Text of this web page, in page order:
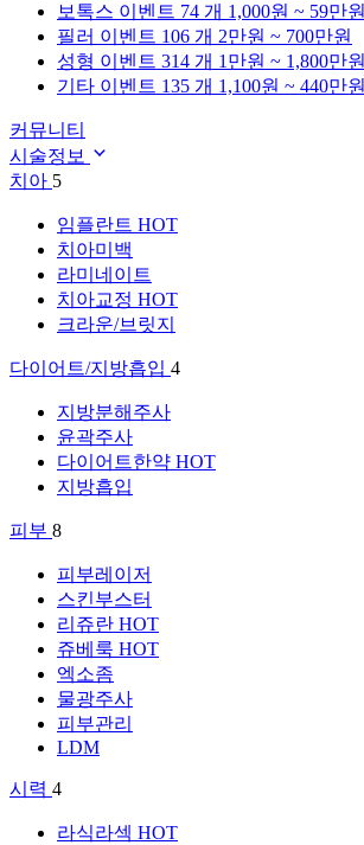
보톡스 이벤트 74 개 1,000원 ~ 59만원
필러 이벤트 106 개 2만원 ~ 700만원
성형 이벤트 314 개 1만원 ~ 1,800만원
기타 이벤트 135 개 1,100원 ~ 440만원
커뮤니티
시술정보
치아 5
임플란트 HOT
치아미백
라미네이트
치아교정 HOT
크라운/브릿지
다이어트/지방흡입 4
지방분해주사
윤곽주사
다이어트한약 HOT
지방흡입
피부 8
피부레이저
스킨부스터
리쥬란 HOT
쥬베룩 HOT
엑소좀
물광주사
피부관리
LDM
시력 4
라식라섹 HOT